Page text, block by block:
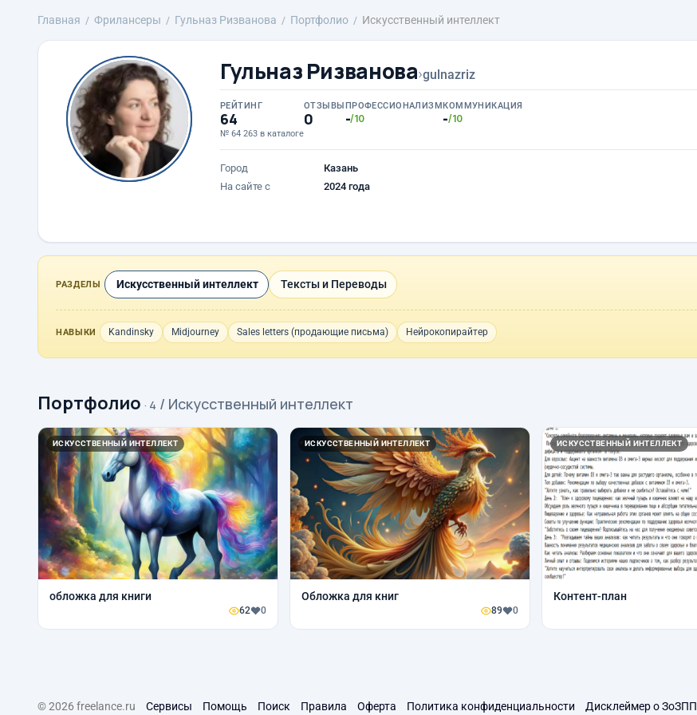
Главная Фрилансеры Гульназ Ризванова Портфолио Искусственный интеллект
Гульназ Ризванова›gulnazriz
РЕЙТИНГ
64
№ 64 263 в каталоге
ОТЗЫВЫ
0
ПРОФЕССИОНАЛИЗМ
-/10
КОММУНИКАЦИЯ
-/10
Город
Казань
На сайте с
2024 года
РАЗДЕЛЫ Искусственный интеллект Тексты и Переводы
НАВЫКИ Kandinsky Midjourney Sales letters (продающие письма) Нейрокопирайтер
Портфолио · 4 / Искусственный интеллект
ИСКУССТВЕННЫЙ ИНТЕЛЛЕКТ
обложка для книги
62 0
ИСКУССТВЕННЫЙ ИНТЕЛЛЕКТ
Обложка для книг
89 0
ИСКУССТВЕННЫЙ ИНТЕЛЛЕКТ
Контент-план
© 2026 freelance.ru Сервисы Помощь Поиск Правила Оферта Политика конфиденциальности Дисклеймер о ЗоЗПП